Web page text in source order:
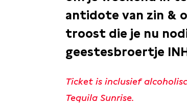
antidote van zin &
troost die je nu
geestesbroertje
Ticket is inclusief
Tequila Sunrise.